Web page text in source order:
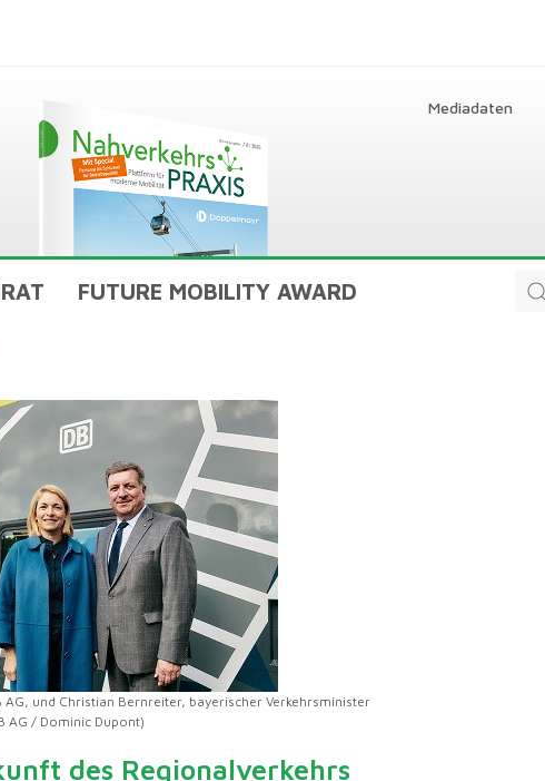
Mediadaten
FUTURE MOBILITY AWARD
und Christian Bernreiter, bayerischer Verkehrsminister
AG / Dominic Dupont)
des Regionalverkehrs